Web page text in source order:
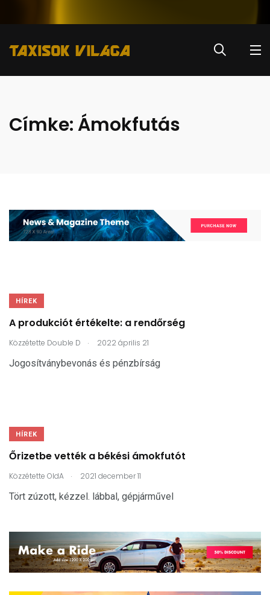
Címke:Ámokfutás
HÍREK
A produkciót értékelte: a rendőrség
Közzétette Double D . 2022 április 21
Jogosítványbevonás és pénzbírság
HÍREK
Őrizetbe vették a békési ámokfutót
Közzétette OldA . 2021 december 11
Tört zúzott, kézzel. lábbal, gépjárművel